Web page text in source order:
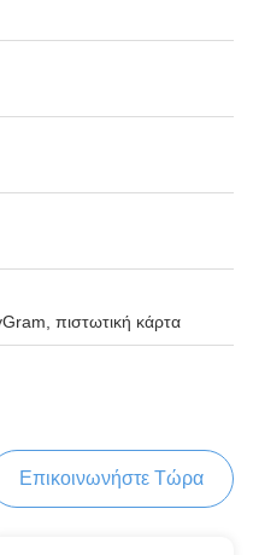
πιστωτική κάρτα
Επικοινωνήστε Τώρα